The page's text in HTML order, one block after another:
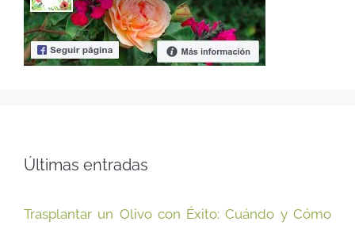
Últimas entradas
Trasplantar un Olivo con Éxito: Cuándo y Cómo